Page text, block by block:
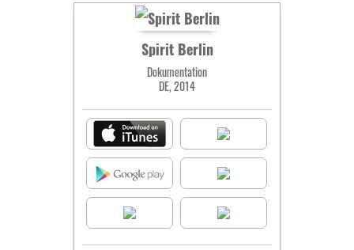
Spirit Berlin
Dokumentation
DE, 2014